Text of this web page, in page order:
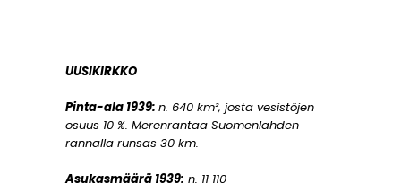
UUSIKIRKKO
Pinta-ala 1939: n. 640 km², josta vesistöjen
osuus 10 %. Merenrantaa Suomenlahden
rannalla runsas 30 km.
Asukasmäärä 1939: n. 11 110